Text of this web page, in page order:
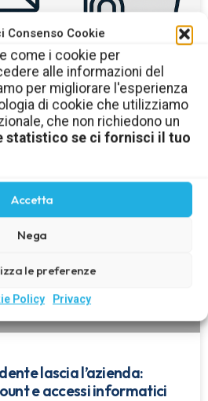
Consenso Cookie
come i cookie per
alle informazioni del
per migliorare l'esperienza
di cookie che utilizziamo
che non richiedono un
statistico se ci fornisci il tuo
Accetta
Nega
le preferenze
Policy Privacy
lascia l’azienda:
e accessi informatici